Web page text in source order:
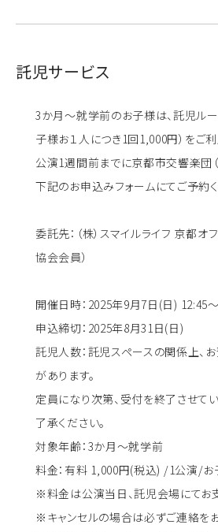
託児サービス
3か月～就学前のお子様は、託児ルー
子様お１人につき1回1,000円）をご
公演1週間前までに京都市交響楽団
下記のお申込みフォームにてご予約く
委託先：（株）スマイルライフ 京都オ
協会会員）
開催日時：2025年9月7日(日) 12:45
申込締切：2025年8月31日(日)
託児人数：託児スペースの関係上、
があります。
定員になり次第、受付を終了させて
了承ください。
対象年齢：3か月～就学前
料金：有料 1,000円(税込) /1公演/お
※料金は公演当日、託児会場にてお
※キャンセルの場合は必ずご連絡を